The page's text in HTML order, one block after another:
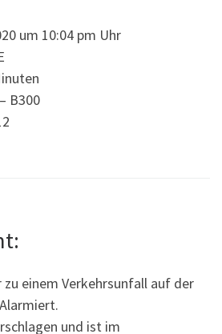
um 10:04 pm Uhr
B300
einem Verkehrsunfall auf der
und ist im